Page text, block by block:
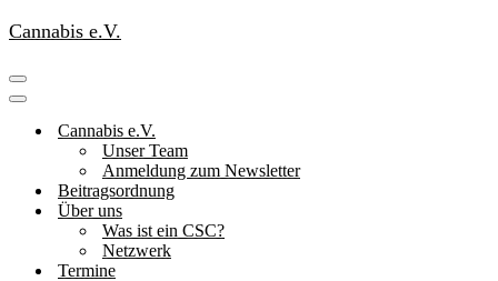
Cannabis e.V.
Navigationsmenü
Navigationsmenü
Cannabis e.V.
Unser Team
Anmeldung zum Newsletter
Beitragsordnung
Über uns
Was ist ein CSC?
Netzwerk
Termine